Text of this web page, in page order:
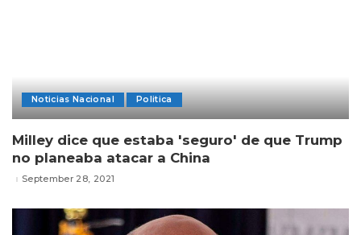
Noticias Nacional Politica
Milley dice que estaba 'seguro' de que Trump
no planeaba atacar a China
September 28, 2021